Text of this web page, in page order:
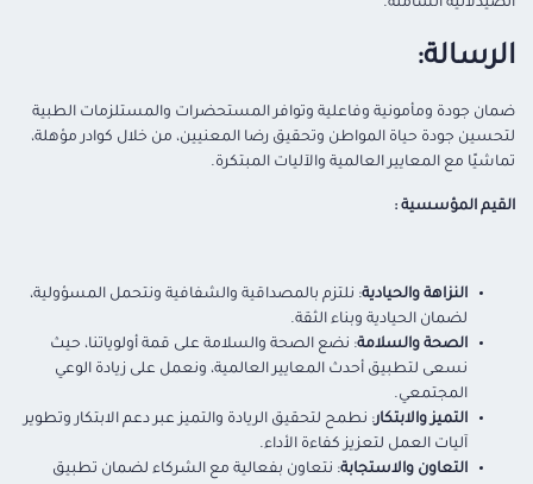
الرسالة:
ضمان جودة ومأمونية وفاعلية وتوافر المستحضرات والمستلزمات الطبية
لتحسين جودة حياة المواطن وتحقيق رضا المعنيين، من خلال كوادر مؤهلة،
تماشيًا مع المعايير العالمية والآليات المبتكرة.
القيم المؤسسية :
النزاهة والحيادية: نلتزم بالمصداقية والشفافية ونتحمل المسؤولية،
لضمان الحيادية وبناء الثقة.
الصحة والسلامة: نضع الصحة والسلامة على قمة أولوياتنا، حيث
نسعى لتطبيق أحدث المعايير العالمية، ونعمل على زيادة الوعي
المجتمعي.
التميز والابتكار: نطمح لتحقيق الريادة والتميز عبر دعم الابتكار وتطوير
آليات العمل لتعزيز كفاءة الأداء.
التعاون والاستجابة: نتعاون بفعالية مع الشركاء لضمان تطبيق